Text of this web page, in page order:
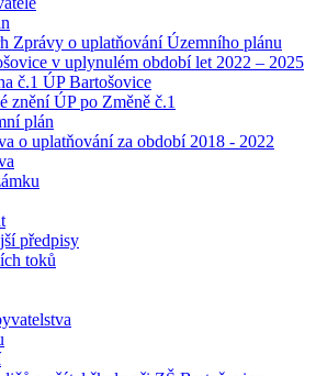
Zprávy o uplatňování Územního plánu
v uplynulém období let 2022 – 2025
č.1 ÚP Bartošovice
znění ÚP po Změně č.1
plán
o uplatňování za období 2018 - 2022
předpisy
toků